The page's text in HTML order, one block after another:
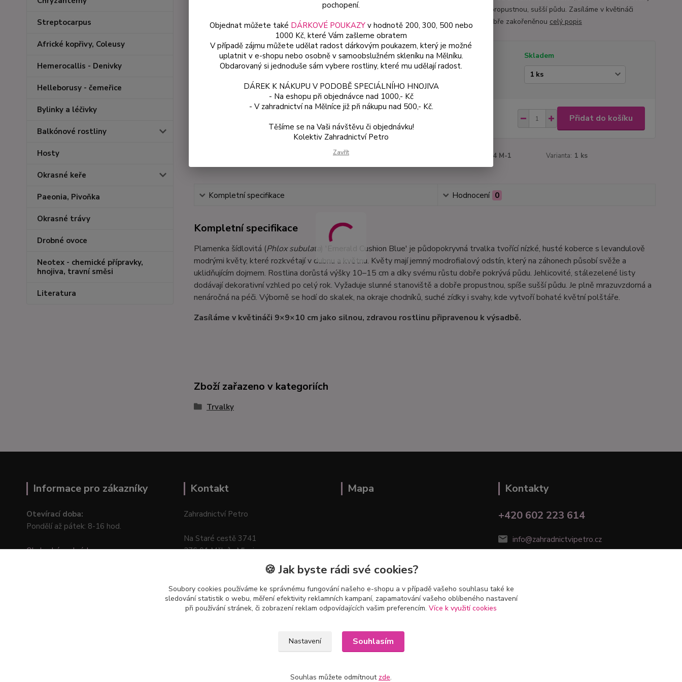
Streptocarpus
Africké kopřivy, Coleusy
Hemerocallis - Denivky
Helleborusy - čemeřice
Bylinky a léčivky
Balkónové rostliny
Hosty
Okrasné keře
Paeonia, Pivoňka
Okrasné trávy
Drobné ovoce
Neotex - chemické přípravky,
hnojiva, travní směsi
Literatura
Má ráda slunce a propustnou, sušší půdu. Zasíláme v květináči
9×9×10 cm jako dobře zakořeněnou celý popis
Dostupnost
Skladem
Přidat do košíku
3074 M-1 Varianta: 1 ks
Kompletní specifikace Hodnocení 0
Kompletní specifikace
Plamenka šídlovitá (Phlox subulata
) 'Emerald Cushion Blue' je půdopokryvná trvalka tvořící nízké, husté koberce s levandulově
modrými květy, které rozkvétají v dubnu a květnu. Květy mají jemný modrofialový odstín, který na záhonech působí svěže a
uklidňujícím dojmem. Rostlina dorůstá výšky 10–15 cm a díky svému růstu dobře pokrývá půdu. Jehlicovité, stálezelené listy
dodávají dekorativní vzhled po celý rok. Vyžaduje slunné stanoviště a dobře propustnou, spíše sušší půdu. Je plně mrazuvzdorná a
nenáročná na péči. Výborně se hodí do skalek, na okraje chodníků, suché zídky i svahy, kde vytvoří bohaté květní polštáře.
Zasíláme v květináči 9×9×10 cm jako silnou, zdravou rostlinu připravenou k výsadbě.
Zboží zařazeno v kategoriích
Trvalky
Informace pro zákazníky
Otevírací doba:
Pondělí až pátek: 8-16 hod.
Obchodní podmínky
Kontakt
Zahradnictví Petro
Na Staré cestě 3741
276 01 Mělník–Mlazice
Mapa
Kontakty
+420 602 223 614
info@zahradnictvipetro.cz
pochopení.
Objednat můžete také DÁRKOVÉ POUKAZYv hodnotě 200, 300, 500 nebo
1000 Kč, které Vám zašleme obratem
V případě zájmu můžete udělat radost dárkovým poukazem, který je možné
uplatnit v e-shopu nebo osobně v samoobslužném skleníku na Mělníku.
Obdarovaný si jednoduše sám vybere rostliny, které mu udělají radost.
DÁREK K NÁKUPU V PODOBĚ SPECIÁLNÍHO HNOJIVA
- Na eshopu při objednávce nad 1000,- Kč
- V zahradnictví na Mělníce již při nákupu nad 500,- Kč.
Těšíme se na Vaši návštěvu či objednávku!
Kolektiv Zahradnictví Petro
Zavřít
🍪 Jak byste rádi své cookies?
Soubory cookies používáme ke správnému fungování našeho e-shopu a v případě vašeho souhlasu také ke
sledování statistik o webu, měření efektivity reklamních kampaní, zapamatování vašeho oblíbeného nastavení
při používání stránek, či zobrazení reklam odpovídajících vašim preferencím. Více k využití cookies
Nastavení Souhlasím
Souhlas můžete odmítnout zde.